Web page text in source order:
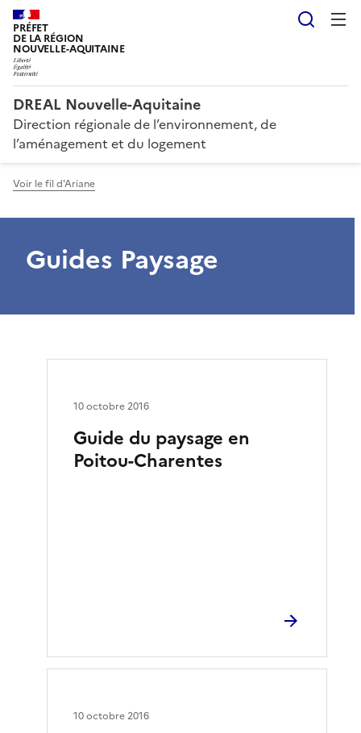
PRÉFET
DE LA RÉGION
NOUVELLE-AQUITAINE
DREAL Nouvelle-Aquitaine
Direction régionale de l’environnement, de
l’aménagement et du logement
Voir le fil d'Ariane
Guides Paysage
Guide du paysage en
Poitou-Charentes
10 octobre 2016
10 octobre 2016